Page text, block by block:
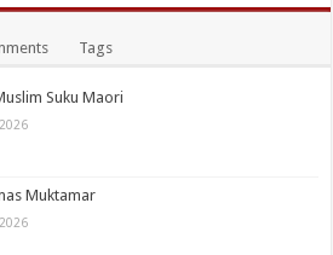
Tags
Suku Maori
Muktamar